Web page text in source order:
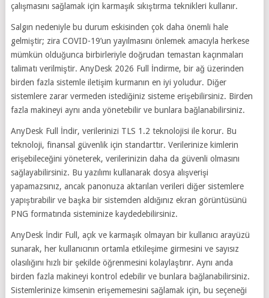
çalışmasını sağlamak için karmaşık sıkıştırma teknikleri kullanır.
Salgın nedeniyle bu durum eskisinden çok daha önemli hale
gelmiştir; zira COVID-19’un yayılmasını önlemek amacıyla herkese
mümkün olduğunca birbirleriyle doğrudan temastan kaçınmaları
talimatı verilmiştir. AnyDesk 2026 Full İndirme, bir ağ üzerinden
birden fazla sistemle iletişim kurmanın en iyi yoludur. Diğer
sistemlere zarar vermeden istediğiniz sisteme erişebilirsiniz. Birden
fazla makineyi aynı anda yönetebilir ve bunlara bağlanabilirsiniz.
AnyDesk Full İndir, verilerinizi TLS 1.2 teknolojisi ile korur. Bu
teknoloji, finansal güvenlik için standarttır. Verilerinize kimlerin
erişebileceğini yöneterek, verilerinizin daha da güvenli olmasını
sağlayabilirsiniz. Bu yazılımı kullanarak dosya alışverişi
yapamazsınız, ancak panonuza aktarılan verileri diğer sistemlere
yapıştırabilir ve başka bir sistemden aldığınız ekran görüntüsünü
PNG formatında sisteminize kaydedebilirsiniz.
AnyDesk İndir Full, açık ve karmaşık olmayan bir kullanıcı arayüzü
sunarak, her kullanıcının ortamla etkileşime girmesini ve sayısız
olasılığını hızlı bir şekilde öğrenmesini kolaylaştırır. Aynı anda
birden fazla makineyi kontrol edebilir ve bunlara bağlanabilirsiniz.
Sistemlerinize kimsenin erişememesini sağlamak için, bu seçeneği